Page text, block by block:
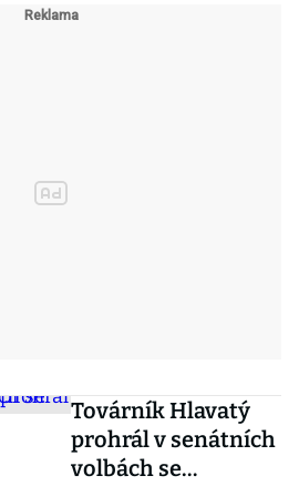
Továrník Hlavatý
prohrál v senátních
volbách se